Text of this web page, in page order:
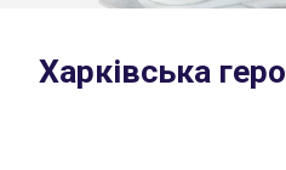
Харківська